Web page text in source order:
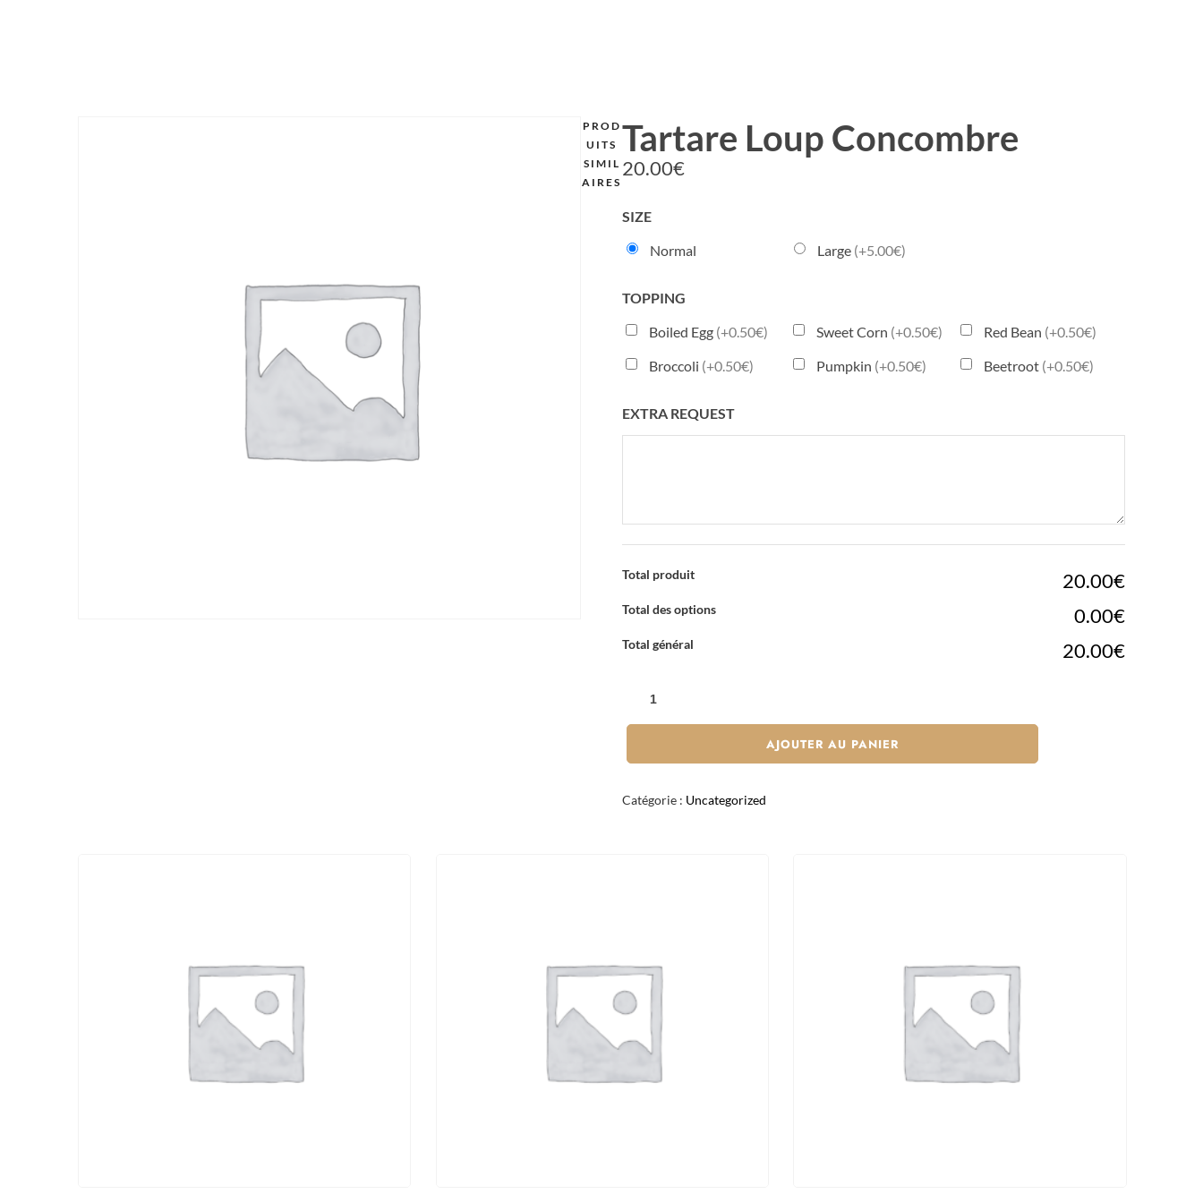
Tartare Loup Concombre
20.00€
SIZE
Normal
Large (+5.00€)
TOPPING
Boiled Egg (+0.50€) Sweet Corn (+0.50€) Red Bean (+0.50€)
Broccoli (+0.50€) Pumpkin (+0.50€) Beetroot (+0.50€)
EXTRA REQUEST
Total produit 20.00€
Total des options 0.00€
Total général 20.00€
LOUP
AJOUTER AU PANIER
Catégorie : Uncategorized
PROD
UITS
SIMIL
AIRES